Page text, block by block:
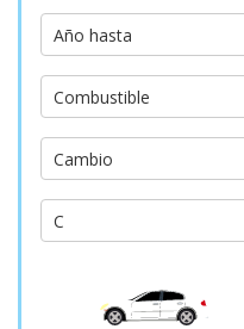
Año
hasta
Año hasta
Tipo
de
combustible
Combustible
Tipo
de
cambio
Cambio
Etiqueta
emisiones
C